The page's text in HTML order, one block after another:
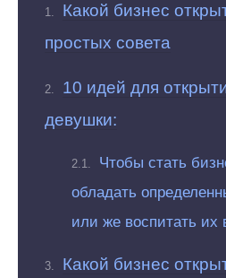
Какой бизнес
простых совета
10 идей для
девушки:
Чтобы стать
обладать
или же воспитать их
Какой бизнес